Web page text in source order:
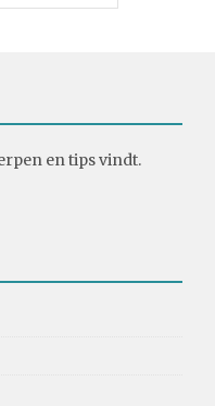
en tips vindt.